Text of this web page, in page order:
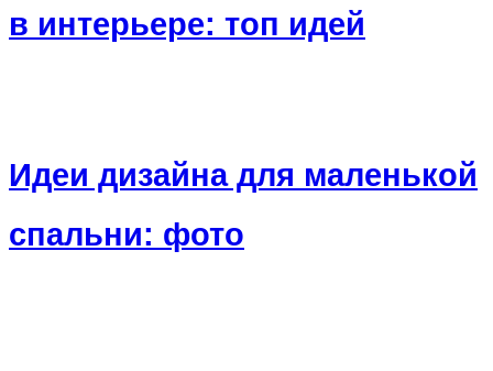
в интерьере: топ идей
Идеи дизайна для маленькой
спальни: фото